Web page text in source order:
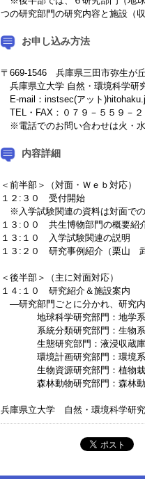
つの研究部門の研究内容と施設（
お申し込み方法
〒669-1546 兵庫県三田市弥生が
兵庫県立大学 自然・環境科学研
E-mail：instsec(アット
TEL・FAX：０７９－５５９－２
※電話でのお問い合わせは火・水
内容詳細
＜前半部＞（対面・Ｗｅｂ対応）
１２:３０ 受付開始
※入学試験関連の資料は対面での
１３:００ 共生博物部門の概要紹
１３:１０ 入学試験関連の説明
１３:２０ 研究事例紹介（栗山 武
＜後半部＞（主に対面対応）
１４:１０ 研究紹介＆施設案内
―研究部門ごとに分かれ、研究
地球科学研究部門：地学系
系統分類研究部門：生物系
生態研究部門：液浸収蔵庫
環境計画研究部門：環境系
生物資源研究部門：植物栽
森林動物研究部門：森林動物
兵庫県立大学 自然・環境科学研